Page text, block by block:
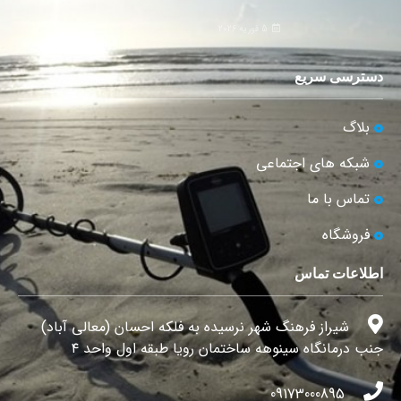
دسترسی سریع
بلاگ
شبکه های اجتماعی
تماس با ما
فروشگاه
اطلاعات تماس
شیراز فرهنگ شهر نرسیده به فلکه احسان (معالی آباد)
جنب درمانگاه سینوهه ساختمان رویا طبقه اول واحد ۴
09173000895